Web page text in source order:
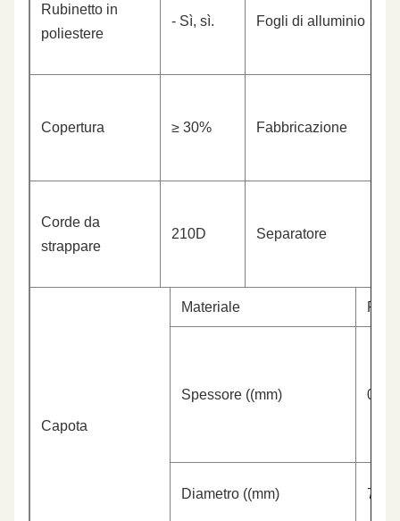
Rubinetto in
poliestere
- Sì, sì. Fogli di alluminio
Copertura ≥ 30% Fabbricazione
Corde da
strappare
210D Separatore
Capota
Materiale PE
Spessore ((mm)
Diametro ((mm)